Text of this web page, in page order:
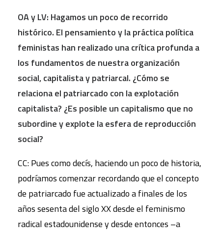
OA y LV: Hagamos un poco de recorrido
histórico. El pensamiento y la práctica política
feministas han realizado una crítica profunda a
los fundamentos de nuestra organización
social, capitalista y patriarcal. ¿Cómo se
relaciona el patriarcado con la explotación
capitalista? ¿Es posible un capitalismo que no
subordine y explote la esfera de reproducción
social?
CC: Pues como decís, haciendo un poco de historia,
podríamos comenzar recordando que el concepto
de patriarcado fue actualizado a finales de los
años sesenta del siglo XX desde el feminismo
radical estadounidense y desde entonces –a